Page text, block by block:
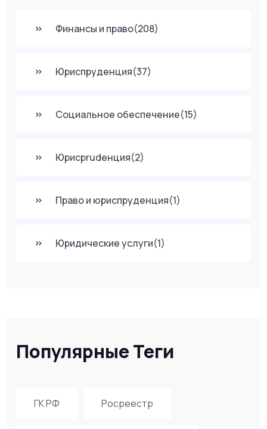
Финансы и право(208)
Юриспруденция(37)
Социальное обеспечение(15)
Юрисprudенция(2)
Право и юриспруденция(1)
Юридические услуги(1)
Популярные Теги
ГК РФ Росреестр